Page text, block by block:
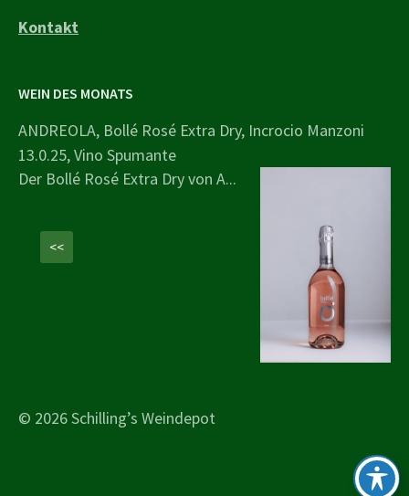
Kontakt
WEIN DES MONATS
ANDREOLA, Bollé Rosé Extra Dry, Incrocio Manzoni
13.0.25, Vino Spumante
Der Bollé Rosé Extra Dry von A...
<<
© 2026 Schilling’s Weindepot